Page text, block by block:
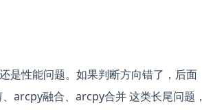
是性能问题。如果判断方向错了，后面
arcpy融合、arcpy合并 这类长尾问题，